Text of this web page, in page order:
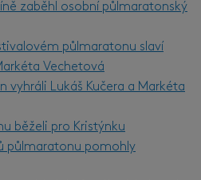
zaběhl osobní půlmaratonský
půlmaratonu slaví
Vechetová
vyhráli Lukáš Kučera a Markéta
běželi pro Kristýnku
půlmaratonu pomohly